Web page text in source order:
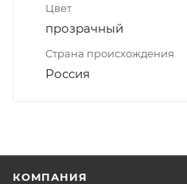
Цвет
прозрачный
Страна происхождения
Россия
КОМПАНИЯ